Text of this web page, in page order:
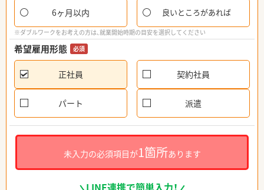
6ヶ月以内 良いところがあれば
※ダブルワークをお考えの方は、就業開始時期の目安を選択してください
希望雇用形態 必須
正社員 契約社員
パート 派遣
未入力の必須項目が1箇所あります
LINE連携で簡単入力！